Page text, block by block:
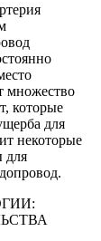
множество
которые
для
некоторые
для